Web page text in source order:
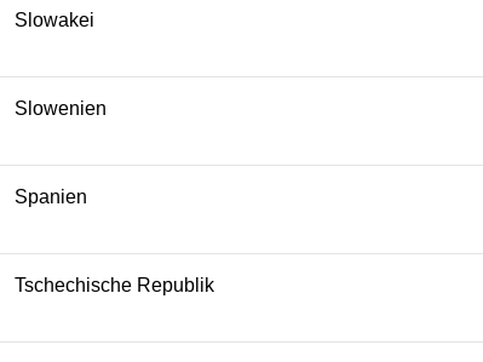
Slowakei
Slowenien
Spanien
Tschechische Republik